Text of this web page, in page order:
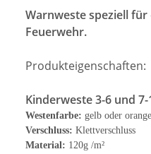
Warnweste speziell
Feuerwehr.
Produkteigenschaften:
Kinderweste 3-6 und 7-
Westenfarbe: gelb oder orange
Verschluss: Klettverschluss
Material: 120g /m²